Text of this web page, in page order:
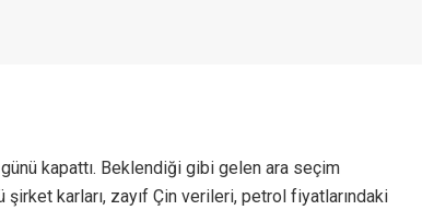
kapattı. Beklendiği gibi gelen ara seçim
karları, zayıf Çin verileri, petrol fiyatlarındaki